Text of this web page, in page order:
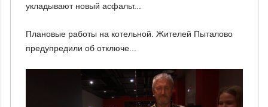
укладывают новый асфальт...
Плановые работы на котельной. Жителей Пыталово
предупредили об отключе...